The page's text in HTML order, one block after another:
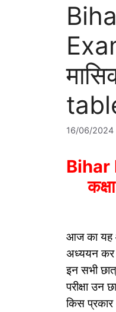
16/06/2024
Bihar
आज का यह
अध्ययन कर
इन सभी
परीक्षा उन
किस प्रकार